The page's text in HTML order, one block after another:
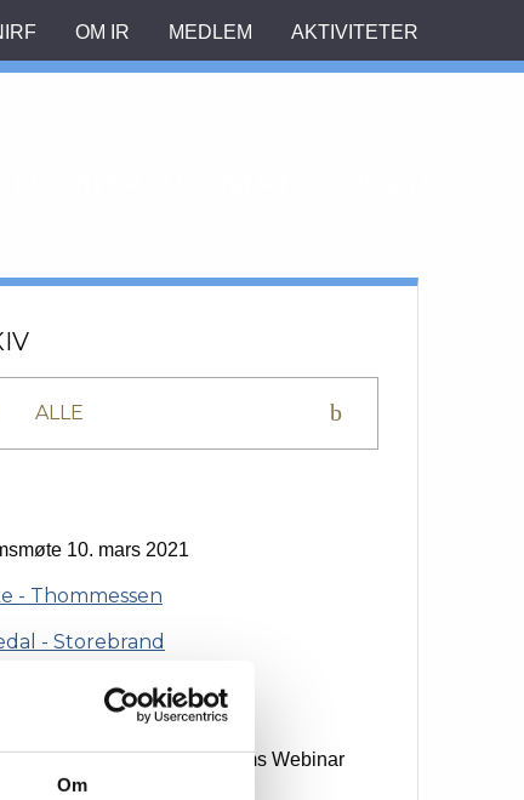
Om
OM IR MEDLEM AKTIVITETER
10. mars 2021
- Thommessen
- Storebrand
24. september – Teams Webinar